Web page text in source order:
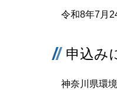
令和8年7月
申込み
神奈川県環